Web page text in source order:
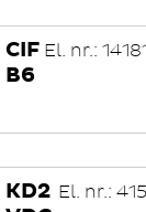
CIF
B6
El. nr.:
KD2 El. nr.:
bruker